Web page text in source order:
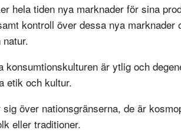
hela tiden nya marknader för sina
kontroll över dessa nya
konsumtionskulturen är ytlig och
etik och kultur.
över nationsgränserna, de är
eller traditioner.